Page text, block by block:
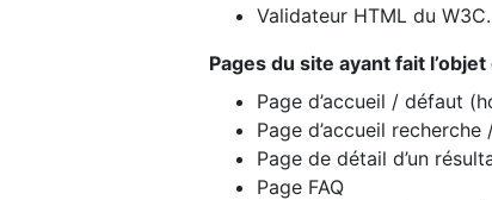
Validateur HTML du W3C.
Pages du site ayant fait
Page d’accueil / défaut
Page d’accueil
Page de détail d’un
Page FAQ